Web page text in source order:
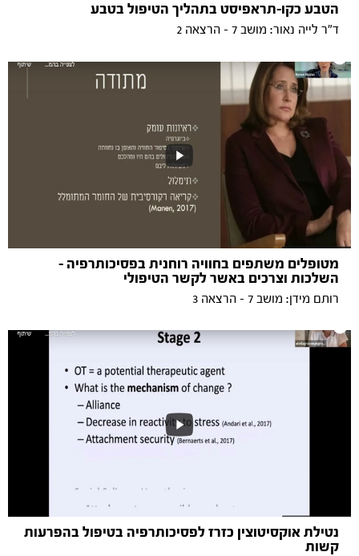
הטבע כקו-תראפיסט בתהליך הטיפול בטבע
ד"ר לייה נאור: מושב 7 - הרצאה 2
מטופלים משתפים בחוויה רוחנית בפסיכותרפיה –
השלכות וצרכים באשר לקשר הטיפולי
רותם מידן: מושב 7 - הרצאה 3
נטילת אוקסיטוצין כזרז לפסיכותרפיה בטיפול בהפרעות
קשות